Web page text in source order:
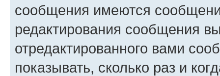
сообщения имеются
редактирования сообщения
отредактированного вами
показывать, сколько раз и